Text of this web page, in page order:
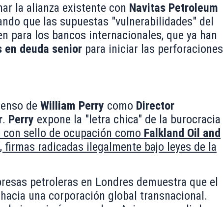
la alianza existente con Navitas Petroleum
que las supuestas "vulnerabilidades" del
para los bancos internacionales, que ya han
en deuda seniorpara iniciar las perforaciones
de William Perry como Director
. Perry expone la "letra chica" de la burocracia
sello de ocupación como Falkland Oil and
, firmas radicadas ilegalmente bajo leyes de la
petroleras en Londres demuestra que el
una corporación global transnacional.